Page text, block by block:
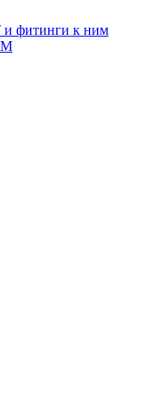
и фитинги к ним